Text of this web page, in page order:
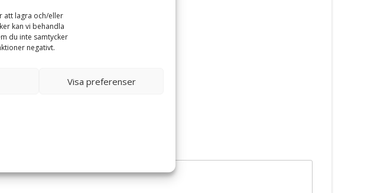
att lagra och/eller
kan vi behandla
du inte samtycker
negativt.
Visa preferenser